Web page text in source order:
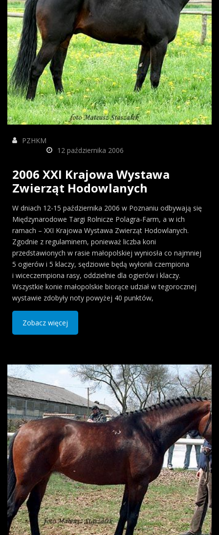
PZHKM
12 października 2006
2006 XXI Krajowa Wystawa
Zwierząt Hodowlanych
W dniach 12-15 października 2006 w Poznaniu odbywają się
Międzynarodowe Targi Rolnicze Polagra-Farm, a w ich
ramach – XXI Krajowa Wystawa Zwierząt Hodowlanych.
Zgodnie z regulaminem, ponieważ liczba koni
przedstawionych w rasie małopolskiej wyniosła co najmniej
5 ogierów i 5 klaczy, sędziowie będą wyłonili czempiona
i wiceczempiona rasy, oddzielnie dla ogierów i klaczy.
Wszystkie konie małopolskie biorące udział w tegorocznej
wystawie zdobyły noty powyżej 40 punktów,
Zobacz więcej